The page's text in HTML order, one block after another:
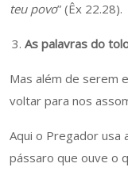
teu povo” (Êx 22.28).
As palavras do
Mas além de serem
voltar para nos
Aqui o Pregador usa
pássaro que ouve o